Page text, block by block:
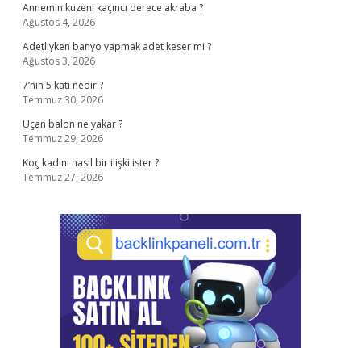
Annemin kuzeni kaçıncı derece akraba ?
Ağustos 4, 2026
Adetliyken banyo yapmak adet keser mi ?
Ağustos 3, 2026
7’nin 5 katı nedir ?
Temmuz 30, 2026
Uçan balon ne yakar ?
Temmuz 29, 2026
Koç kadını nasıl bir ilişki ister ?
Temmuz 27, 2026